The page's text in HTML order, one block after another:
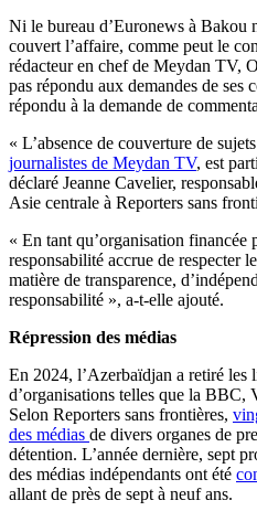
Ni le bureau d’Euronews à Bakou
couvert l’affaire, comme peut le
rédacteur en chef de Meydan TV,
pas répondu aux demandes de ses
répondu à la demande de
« L’absence de couverture de
journalistes de Meydan TV, est
déclaré Jeanne Cavelier,
Asie centrale à Reporters sans
« En tant qu’organisation financée
responsabilité accrue de respecter
matière de transparence,
responsabilité », a-t-elle ajouté.
Répression des médias
En 2024, l’Azerbaïdjan a retiré les
d’organisations telles que la
Selon Reporters sans frontières,
des médias de divers organes de
détention. L’année dernière, sept
des médias indépendants ont été
allant de près de sept à neuf ans.